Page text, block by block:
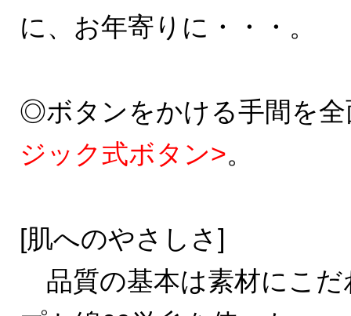
に、お年寄りに・・・。
◎ボタンをかける手間を全
ジック式ボタン>。
[肌へのやさしさ]
品質の基本は素材にこだ